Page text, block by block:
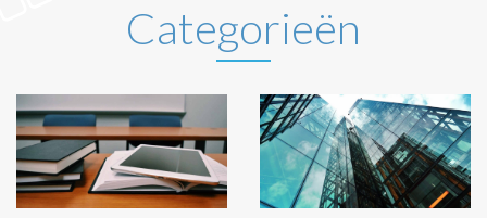
Categorieën